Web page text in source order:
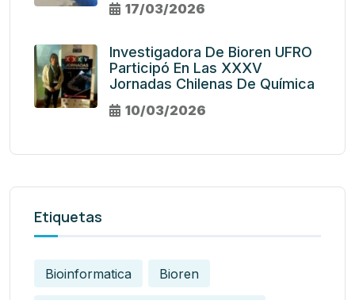
17/03/2026
Investigadora De Bioren UFRO
Participó En Las XXXV
Jornadas Chilenas De Química
10/03/2026
Etiquetas
Bioinformatica Bioren